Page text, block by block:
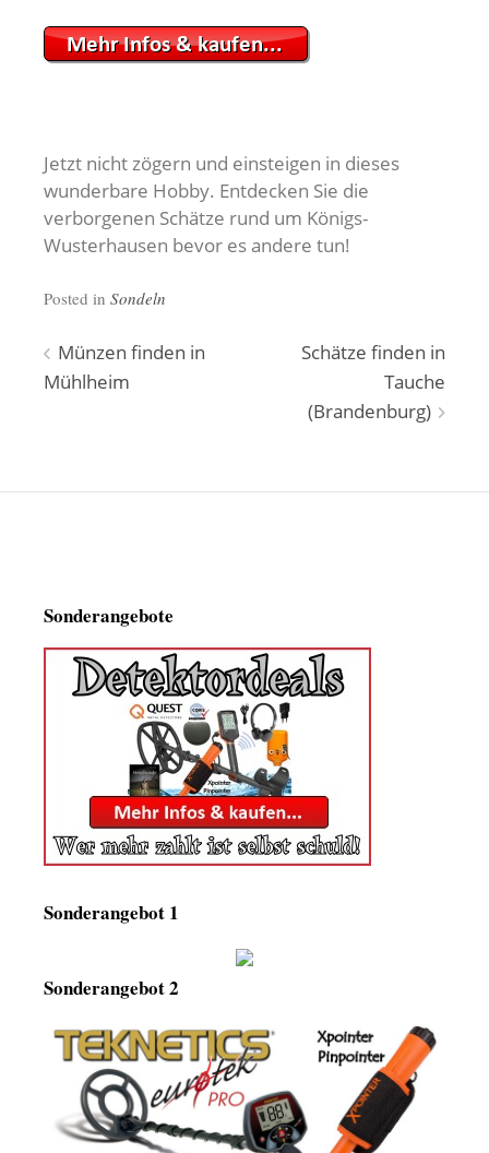
Jetzt nicht zögern und einsteigen in dieses
wunderbare Hobby. Entdecken Sie die
verborgenen Schätze rund um Königs-
Wusterhausen bevor es andere tun!
Posted in Sondeln
Beitragsnavigation
Münzen finden in
Mühlheim
Schätze finden in
Tauche
(Brandenburg)
Sonderangebote
Sonderangebot 1
Sonderangebot 2